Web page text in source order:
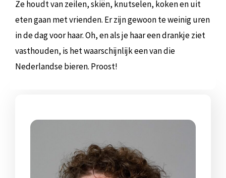
Ze houdt van zeilen, skiën, knutselen, koken en uit
eten gaan met vrienden. Er zijn gewoon te weinig uren
in de dag voor haar. Oh, en als je haar een drankje ziet
vasthouden, is het waarschijnlijk een van die
Nederlandse bieren. Proost!